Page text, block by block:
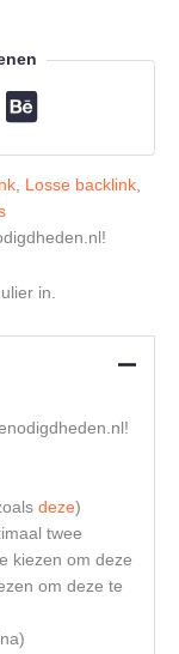
Losse backlink
in.
deze)
twee
kiezen om deze
om deze te